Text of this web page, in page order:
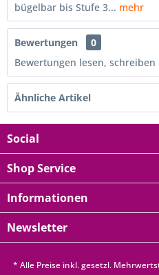
bügelbar bis Stufe 3... mehr
Bewertungen
0
Bewertungen lesen,
Ähnliche Artikel
Social
Shop Service
Informationen
Newsletter
* Alle Preise inkl. gesetzl.